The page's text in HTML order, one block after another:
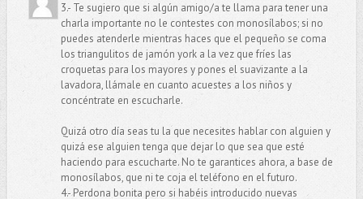
3.- Te sugiero que si algún amigo/a te llama para tener una
charla importante no le contestes con monosílabos; si no
puedes atenderle mientras haces que el pequeño se coma
los triangulitos de jamón york a la vez que fríes las
croquetas para los mayores y pones el suavizante a la
lavadora, llámale en cuanto acuestes a los niños y
concéntrate en escucharle.
Quizá otro día seas tu la que necesites hablar con alguien y
quizá ese alguien tenga que dejar lo que sea que esté
haciendo para escucharte. No te garantices ahora, a base de
monosílabos, que ni te coja el teléfono en el futuro.
4.- Perdona bonita pero si habéis introducido nuevas